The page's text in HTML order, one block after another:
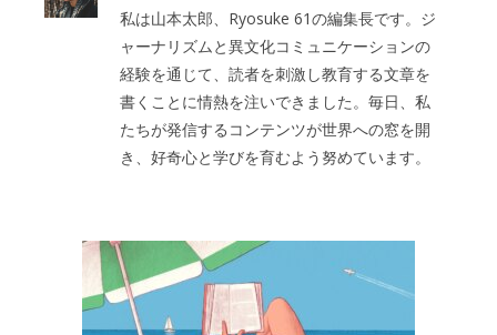
私は山本太郎、Ryosuke 61の編集長です。ジ
ャーナリズムと異文化コミュニケーションの
経験を通じて、読者を刺激し教育する文章を
書くことに情熱を注いできました。毎日、私
たちが発信するコンテンツが世界への窓を開
き、好奇心と学びを育むよう努めています。